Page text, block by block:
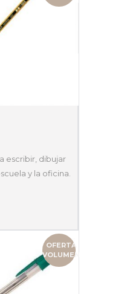
escribir, dibujar
y la oficina.
OFERTA
VOLUMEN